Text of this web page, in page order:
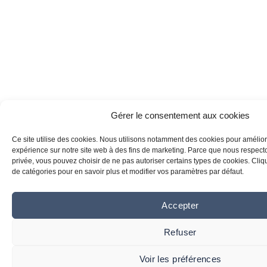
Gérer le consentement aux cookies
Ce site utilise des cookies. Nous utilisons notamment des cookies pour
expérience sur notre site web à des fins de marketing. Parce que nous
privée, vous pouvez choisir de ne pas autoriser certains types de cookies.
de catégories pour en savoir plus et modifier vos paramètres par défaut.
Accepter
Refuser
Voir les préférences